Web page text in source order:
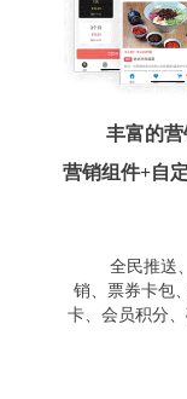
丰富的
营销组件+自
全民推送
销、票券卡包
卡、会员积分